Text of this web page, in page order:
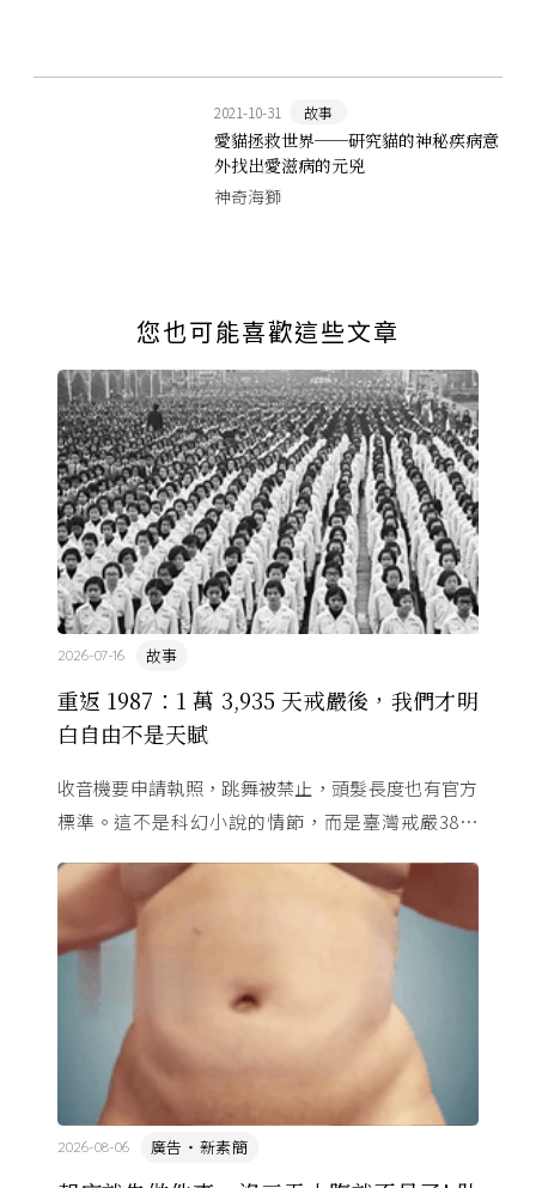
2021-10-31 故事
愛貓拯救世界──研究貓的神秘疾病意
外找出愛滋病的元兇
神奇海獅
您也可能喜歡這些文章
重返 1987：1 萬 3,935 天戒嚴後，我們才明
白自由不是天賦
故事
2026-07-16
收音機要申請執照，跳舞被禁止，頭髮長度也有官方
標準。這不是科幻小說的情節，而是臺灣戒嚴38年
嚴令，這段歷 ...
廣告・新素簡
2026-08-06